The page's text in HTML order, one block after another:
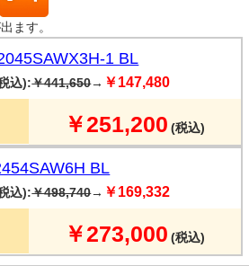
ます。
1 BL
込):￥441,650→ ￥147,480
￥251,200 (税込)
BL
込):￥498,740→ ￥169,332
￥273,000 (税込)